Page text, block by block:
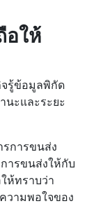
อให้
จรู้ข้อมูลพิกัด
นะและระยะ
การขนส่ง
ารขนส่งให้กับ
ห้ทราบว่า
วามพอใจของ